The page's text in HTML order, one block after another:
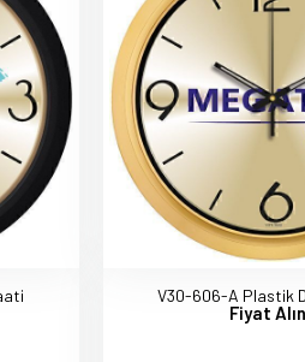
V30-606-A Plastik
Fiyat Alın